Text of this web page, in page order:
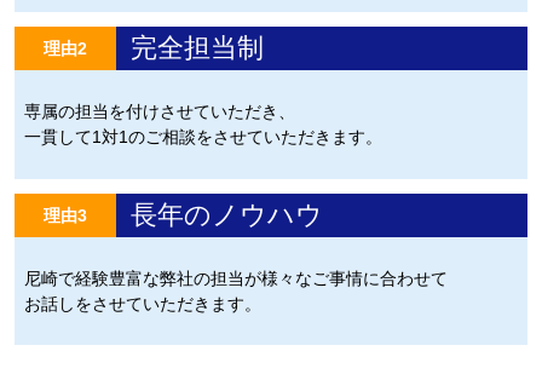
理由2 完全担当制
専属の担当を付けさせていただき、
一貫して1対1のご相談をさせていただきます。
理由3 長年のノウハウ
尼崎で経験豊富な弊社の担当が様々なご事情に合わせて
お話しをさせていただきます。